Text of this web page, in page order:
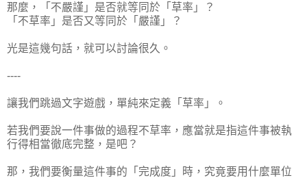
那麼，「不嚴謹」是否就等同於「草率」？
「不草率」是否又等同於「嚴謹」？
光是這幾句話，就可以討論很久。
----
讓我們跳過文字遊戲，單純來定義「草率」。
若我們要說一件事做的過程不草率，應當就是指這件事被執
行得相當徹底完整，是吧？
那，我們要衡量這件事的「完成度」時，究竟要用什麼單位